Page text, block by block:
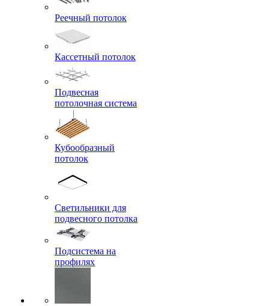
Реечный потолок
Кассетный потолок
Подвесная
потолочная система
Кубообразный
потолок
Светильники для
подвесного потолка
Подсистема на
профилях